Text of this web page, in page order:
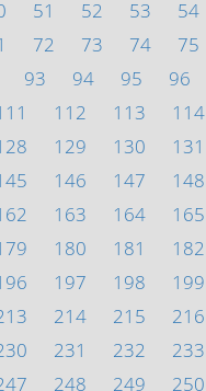
51 52 53 54
72 73 74 75
93 94 95 96
112 113 114
129 130 131
146 147 148
163 164 165
180 181 182
197 198 199
214 215 216
231 232 233
248 249 250